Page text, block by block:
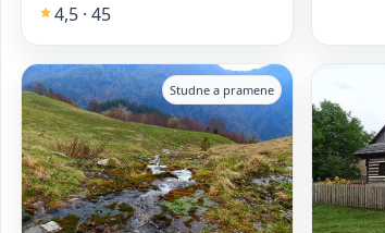
4,5 · 45
Studne a pramene